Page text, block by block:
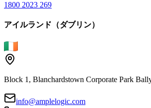
1800 2023 269
アイルランド（ダブリン）
Block 1, Blanchardstown Corporate Park
info@amplelogic.com